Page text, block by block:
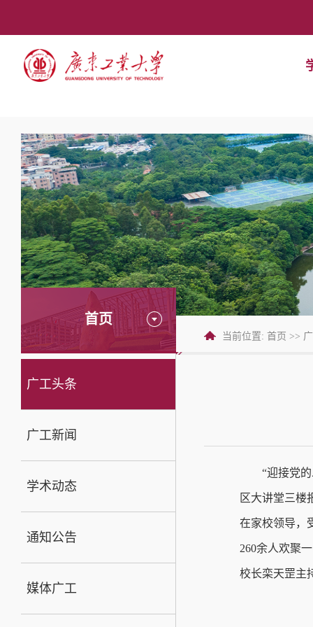
首页
广工头条
广工新闻
学术动态
通知公告
媒体广工
当前位置: 首页 >>
“迎接党
区大讲堂三楼
在家校领导，
260余人欢聚
校长栾天罡主